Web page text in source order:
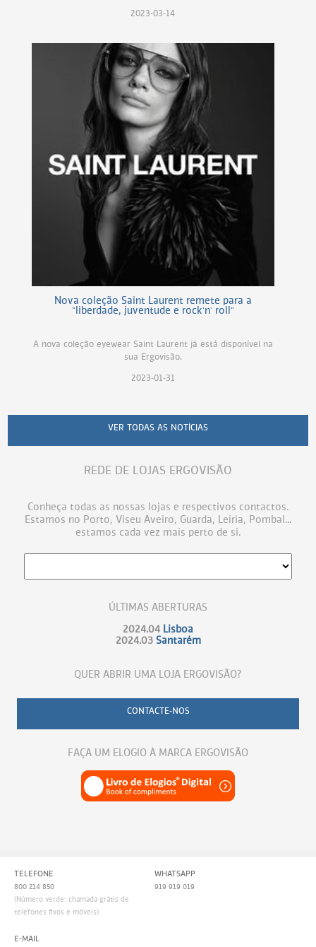
2023-03-14
Nova coleção Saint Laurent remete para a
"liberdade, juventude e rock'n' roll"
A nova coleção eyewear Saint Laurent já está disponível na
sua Ergovisão.
2023-01-31
VER TODAS AS NOTÍCIAS
REDE DE LOJAS ERGOVISÃO
Conheça todas as nossas lojas e respectivos contactos.
Estamos no Porto, Viseu Aveiro, Guarda, Leiria, Pombal...
estamos cada vez mais perto de si.
ÚLTIMAS ABERTURAS
2024.04 Lisboa
2024.03 Santarém
QUER ABRIR UMA LOJA ERGOVISÃO?
CONTACTE-NOS
FAÇA UM ELOGIO À MARCA ERGOVISÃO
TELEFONE
800 214 850
(Número verde: chamada grátis de
telefones fixos e móveis)
WHATSAPP
919 919 019
E-MAIL